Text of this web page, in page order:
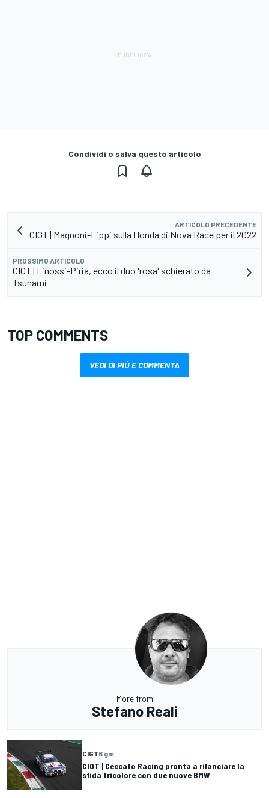
Condividi o salva questo articolo
ARTICOLO PRECEDENTE
CIGT | Magnoni-Lippi sulla Honda di Nova Race per il 2022
PROSSIMO ARTICOLO
CIGT | Linossi-Piria, ecco il duo 'rosa' schierato da
Tsunami
TOP COMMENTS
VEDI DI PIÙ E COMMENTA
More from
Stefano Reali
CIGT6 gm
CIGT | Ceccato Racing pronta a rilanciare la
sfida tricolore con due nuove BMW